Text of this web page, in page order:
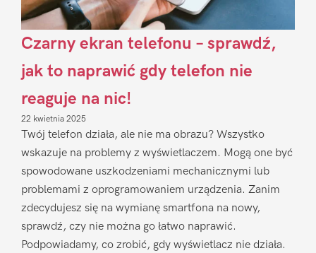
Czarny ekran telefonu – sprawdź,
jak to naprawić gdy telefon nie
reaguje na nic!
22 kwietnia 2025
Twój telefon działa, ale nie ma obrazu? Wszystko
wskazuje na problemy z wyświetlaczem. Mogą one być
spowodowane uszkodzeniami mechanicznymi lub
problemami z oprogramowaniem urządzenia. Zanim
zdecydujesz się na wymianę smartfona na nowy,
sprawdź, czy nie można go łatwo naprawić.
Podpowiadamy, co zrobić, gdy wyświetlacz nie działa.